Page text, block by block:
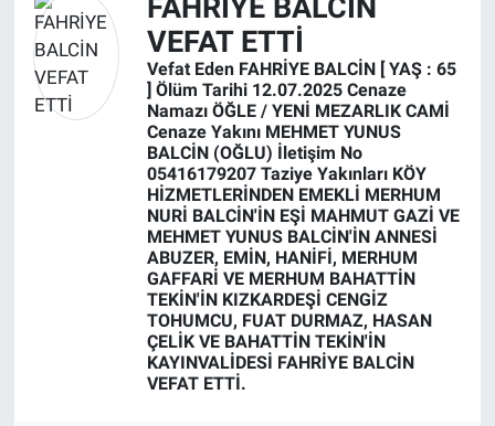
FAHRİYE BALCİN
VEFAT ETTİ
Vefat Eden FAHRİYE BALCİN [ YAŞ : 65
] Ölüm Tarihi 12.07.2025 Cenaze
Namazı ÖĞLE / YENİ MEZARLIK CAMİ
Cenaze Yakını MEHMET YUNUS
BALCİN (OĞLU) İletişim No
05416179207 Taziye Yakınları KÖY
HİZMETLERİNDEN EMEKLİ MERHUM
NURİ BALCİN'İN EŞİ MAHMUT GAZİ VE
MEHMET YUNUS BALCİN'İN ANNESİ
ABUZER, EMİN, HANİFİ, MERHUM
GAFFARİ VE MERHUM BAHATTİN
TEKİN'İN KIZKARDEŞİ CENGİZ
TOHUMCU, FUAT DURMAZ, HASAN
ÇELİK VE BAHATTİN TEKİN'İN
KAYINVALİDESİ FAHRİYE BALCİN
VEFAT ETTİ.
Magazin
Bölge Haberleri
Özel Haber
Kültür Sanat
Trafik Durumu
Süper Lig Puan Durumu ve Fikstür
Tüm Manşetler
Son Dakika Haberleri
Haber Arşivi